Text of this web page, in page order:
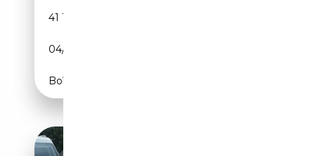
41 125 km
04/2023
Boîte automatique